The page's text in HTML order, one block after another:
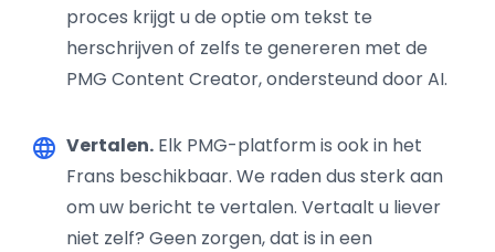
proces krijgt u de optie om tekst te
herschrijven of zelfs te genereren met de
PMG Content Creator, ondersteund door AI.
language Vertalen. Elk PMG-platform is ook in het
Frans beschikbaar. We raden dus sterk aan
om uw bericht te vertalen. Vertaalt u liever
niet zelf? Geen zorgen, dat is in een